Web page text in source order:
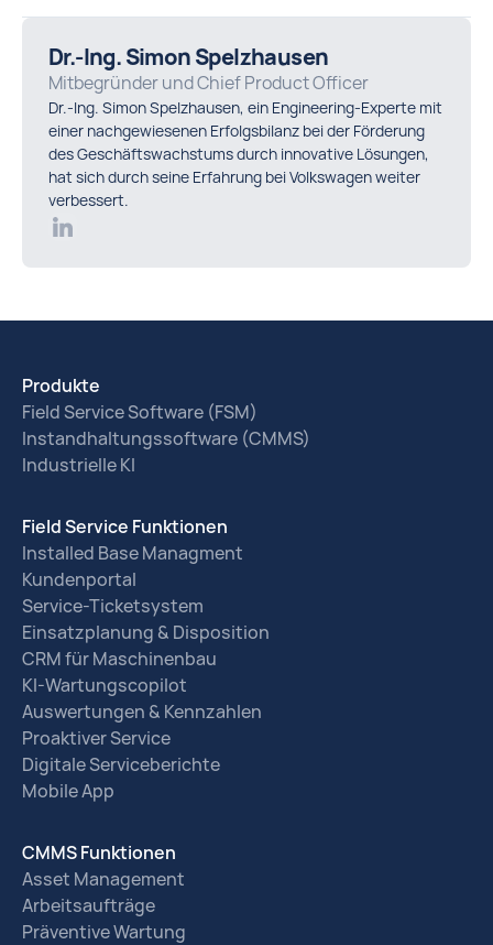
Dr.-Ing. Simon Spelzhausen
Mitbegründer und Chief Product Officer
Dr.-Ing. Simon Spelzhausen, ein Engineering-Experte mit
einer nachgewiesenen Erfolgsbilanz bei der Förderung
des Geschäftswachstums durch innovative Lösungen,
hat sich durch seine Erfahrung bei Volkswagen weiter
verbessert.
Produkte
Field Service Software (FSM)
Instandhaltungssoftware (CMMS)
Industrielle KI
Field Service Funktionen
Installed Base Managment
Kundenportal
Service-Ticketsystem
Einsatzplanung & Disposition
CRM für Maschinenbau
KI-Wartungscopilot
Auswertungen & Kennzahlen
Proaktiver Service
Digitale Serviceberichte
Mobile App
CMMS Funktionen
Asset Management
Arbeitsaufträge
Präventive Wartung